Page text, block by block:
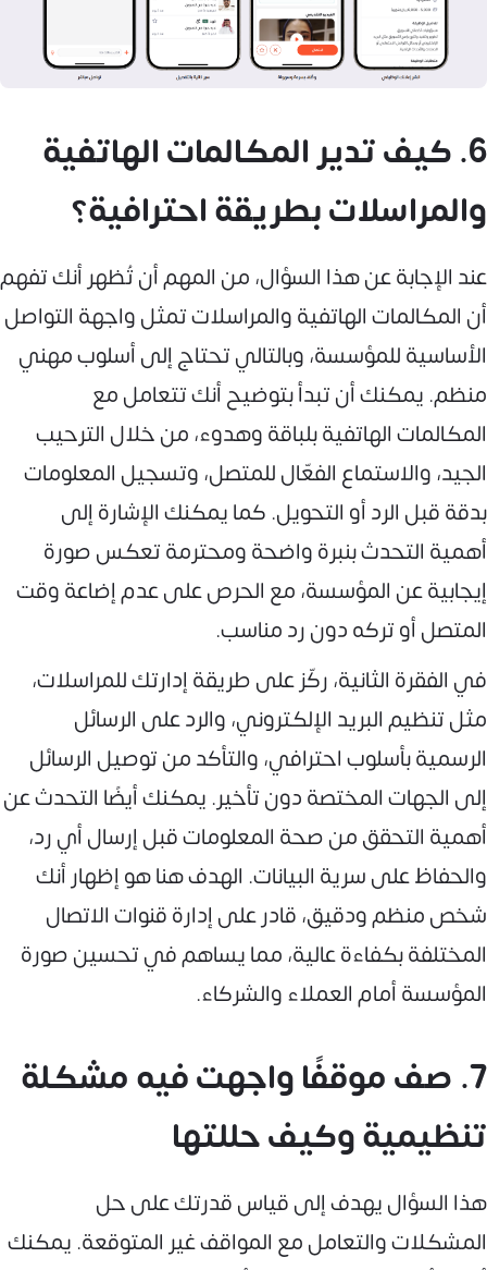
6. كيف تدير المكالمات الهاتفية
والمراسلات بطريقة احترافية؟
عند الإجابة عن هذا السؤال، من المهم أن تُظهر أنك تفهم
أن المكالمات الهاتفية والمراسلات تمثل واجهة التواصل
الأساسية للمؤسسة، وبالتالي تحتاج إلى أسلوب مهني
منظم. يمكنك أن تبدأ بتوضيح أنك تتعامل مع
المكالمات الهاتفية بلباقة وهدوء، من خلال الترحيب
الجيد، والاستماع الفعّال للمتصل، وتسجيل المعلومات
بدقة قبل الرد أو التحويل. كما يمكنك الإشارة إلى
أهمية التحدث بنبرة واضحة ومحترمة تعكس صورة
إيجابية عن المؤسسة، مع الحرص على عدم إضاعة وقت
المتصل أو تركه دون رد مناسب.
في الفقرة الثانية، ركّز على طريقة إدارتك للمراسلات،
مثل تنظيم البريد الإلكتروني، والرد على الرسائل
الرسمية بأسلوب احترافي، والتأكد من توصيل الرسائل
إلى الجهات المختصة دون تأخير. يمكنك أيضًا التحدث عن
أهمية التحقق من صحة المعلومات قبل إرسال أي رد،
والحفاظ على سرية البيانات. الهدف هنا هو إظهار أنك
شخص منظم ودقيق، قادر على إدارة قنوات الاتصال
المختلفة بكفاءة عالية، مما يساهم في تحسين صورة
المؤسسة أمام العملاء والشركاء.
7. صف موقفًا واجهت فيه مشكلة
تنظيمية وكيف حللتها
هذا السؤال يهدف إلى قياس قدرتك على حل
المشكلات والتعامل مع المواقف غير المتوقعة. يمكنك